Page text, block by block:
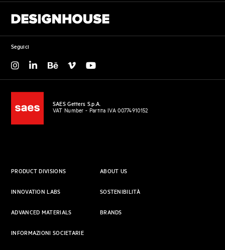
Seguici
SAES Getters S.p.A.
VAT Number - Partita IVA 00774910152
PRODUCT DIVISIONS
INNOVATION LABS
ADVANCED MATERIALS
ABOUT US
SOSTENIBILITÀ
BRANDS
INFORMAZIONI SOCIETARIE